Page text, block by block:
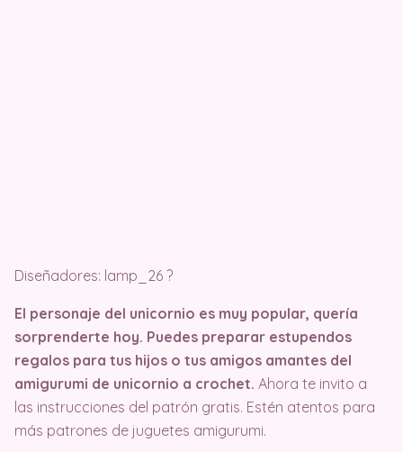
Diseñadores: lamp_26 ?
El personaje del unicornio es muy popular, quería
sorprenderte hoy. Puedes preparar estupendos
regalos para tus hijos o tus amigos amantes del
amigurumi de unicornio a crochet. Ahora te invito a
las instrucciones del patrón gratis. Estén atentos para
más patrones de juguetes amigurumi.